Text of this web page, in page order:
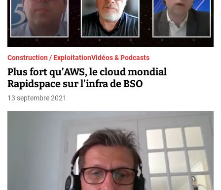
Construction / ExploitationVidéos & Podcasts
Plus fort qu’AWS, le cloud mondial
Rapidspace sur l’infra de BSO
13 septembre 2021